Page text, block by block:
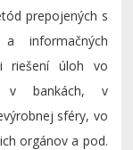
prepojených s
informačných
riešení úloh vo
v bankách, v
sféry, vo
orgánov a pod.